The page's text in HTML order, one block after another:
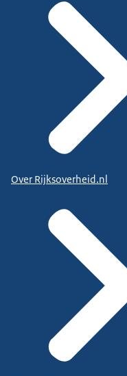
Over Rijksoverheid.nl